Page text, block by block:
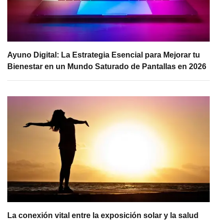
Ayuno Digital: La Estrategia Esencial para Mejorar tu
Bienestar en un Mundo Saturado de Pantallas en 2026
La conexión vital entre la exposición solar y la salud